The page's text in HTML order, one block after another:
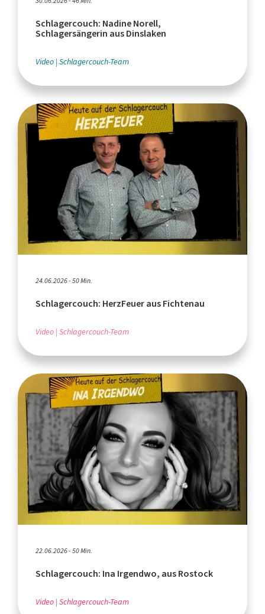
Schlagercouch: Nadine Norell,
Schlagersängerin aus Dinslaken
Video Schlagercouch-Team
24.06.2026 - 50 Min.
Schlagercouch: HerzFeuer aus Fichtenau
Video Schlagercouch-Team
22.06.2026 - 50 Min.
Schlagercouch: Ina Irgendwo, aus Rostock
Video Schlagercouch-Team